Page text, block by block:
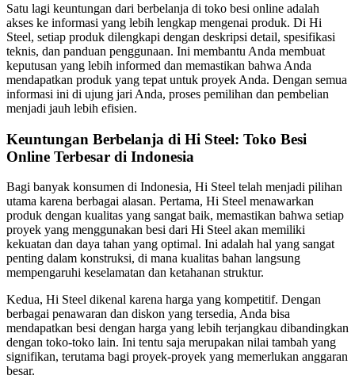
Satu lagi keuntungan dari berbelanja di toko besi online adalah
akses ke informasi yang lebih lengkap mengenai produk. Di Hi
Steel, setiap produk dilengkapi dengan deskripsi detail, spesifikasi
teknis, dan panduan penggunaan. Ini membantu Anda membuat
keputusan yang lebih informed dan memastikan bahwa Anda
mendapatkan produk yang tepat untuk proyek Anda. Dengan semua
informasi ini di ujung jari Anda, proses pemilihan dan pembelian
menjadi jauh lebih efisien.
Keuntungan Berbelanja di Hi Steel: Toko Besi
Online Terbesar di Indonesia
Bagi banyak konsumen di Indonesia, Hi Steel telah menjadi pilihan
utama karena berbagai alasan. Pertama, Hi Steel menawarkan
produk dengan kualitas yang sangat baik, memastikan bahwa setiap
proyek yang menggunakan besi dari Hi Steel akan memiliki
kekuatan dan daya tahan yang optimal. Ini adalah hal yang sangat
penting dalam konstruksi, di mana kualitas bahan langsung
mempengaruhi keselamatan dan ketahanan struktur.
Kedua, Hi Steel dikenal karena harga yang kompetitif. Dengan
berbagai penawaran dan diskon yang tersedia, Anda bisa
mendapatkan besi dengan harga yang lebih terjangkau dibandingkan
dengan toko-toko lain. Ini tentu saja merupakan nilai tambah yang
signifikan, terutama bagi proyek-proyek yang memerlukan anggaran
besar.